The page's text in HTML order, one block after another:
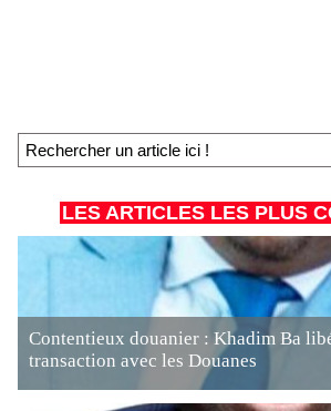
LES ARTICLES LES PLUS
Contentieux douanier : Khadim Ba
transaction avec les Douanes